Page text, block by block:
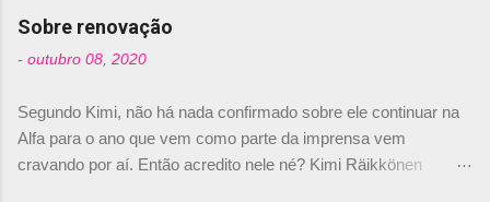
com isso, um lugar no time a Nelsinho Piquet,
foi esclarecida de uma vez por todas por
Daniele Audetto, diretor da escuderia. O
não será o companheiro de Bruno Senna em
2010. "Na verdade, nós recebemos uma oferta
de Piquet", admitiu Audetto. “Mas depois de ter
Sobre renovação
- outubro 08, 2020
Segundo Kimi, não há nada confirmado sobre ele continuar na
Alfa para o ano que vem como parte da imprensa vem
cravando por aí. Então acredito nele né? Kimi Räikkönen